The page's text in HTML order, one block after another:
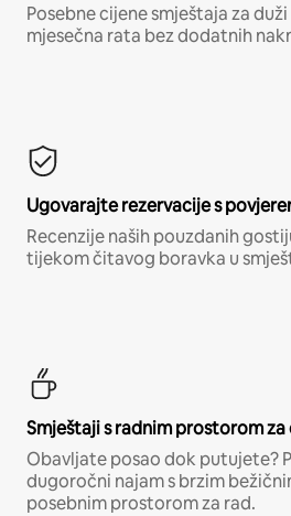
Posebne cijene smještaja za
mjesečna rata bez dodatnih
Ugovarajte rezervacije s
Recenzije naših pouzdanih
tijekom čitavog boravka u
Smještaji s radnim prostorom
Obavljate posao dok putujete?
dugoročni najam s brzim
posebnim prostorom za rad.